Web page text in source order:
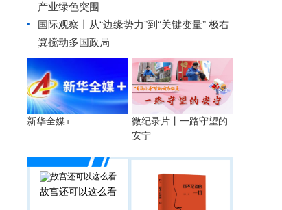
产业绿色突围
国际观察丨
从“边缘势力”到“关键变量” 极右
翼搅动多国政局
新华全媒+
微纪录片丨一路守望的
安宁
故宫还可以这么看